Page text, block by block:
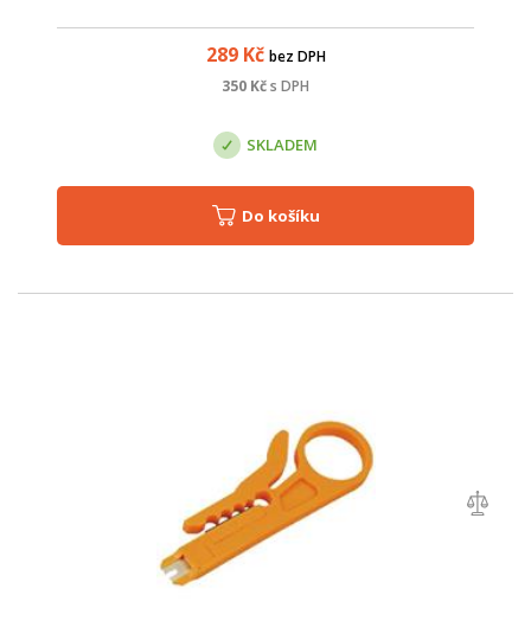
289Kč bez DPH
350 Kčs DPH
SKLADEM
Do košíku